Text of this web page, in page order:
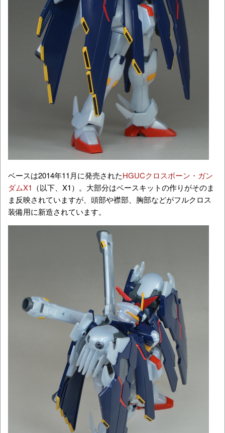
ベースは2014年11月に発売されたHGUCクロスボーン・ガン
ダムX1 （以下、X1）。大部分はベースキットの作りがそのま
ま反映されていますが、頭部や襟部、胸部などがフルクロス
装備用に新造されています。